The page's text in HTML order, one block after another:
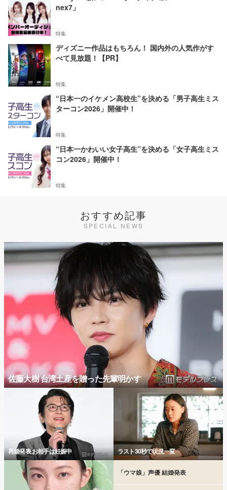
nex7」
特集
ディズニー作品はもちろん！ 国内外の人気作がす
べて見放題！【PR】
特集
“日本一のイケメン高校生”を決める「男子高生ミス
ターコン2026」開催中！
特集
“日本一かわいい女子高生”を決める「女子高生ミス
コン2026」開催中！
特集
おすすめ記事
SPECIAL NEWS
佐藤大樹 台湾土産を贈った先輩明かす
再婚発表 お相手は妊娠中 ラスト30秒で状況一変
「ウマ娘」声優 結婚発表